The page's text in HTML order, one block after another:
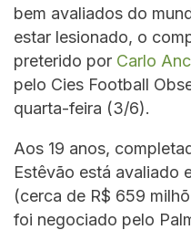
bem avaliados do
estar lesionado, o
preterido por Carlo
pelo Cies Football
quarta-feira (3/6).
Aos 19 anos,
Estêvão está avaliado
(cerca de R$ 659
foi negociado pelo